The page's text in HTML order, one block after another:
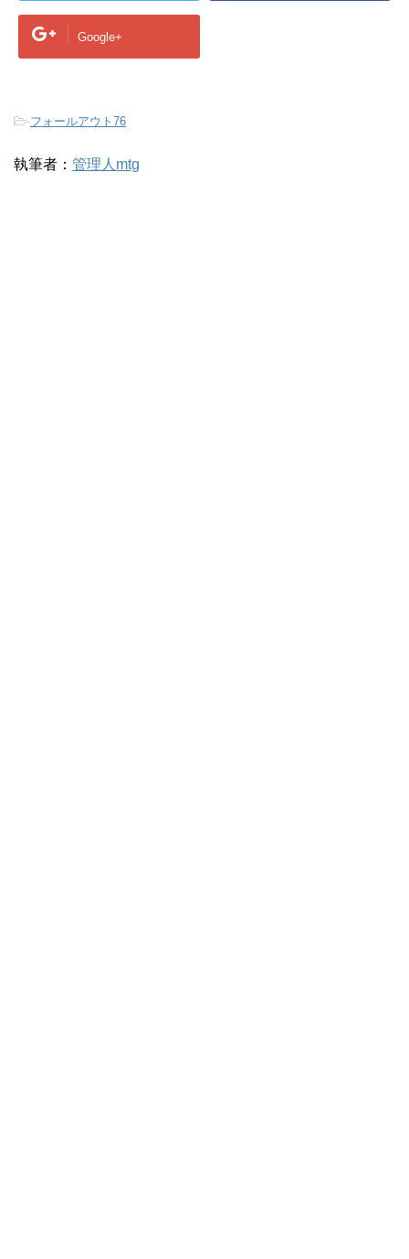
Google+
-フォールアウト76
執筆者： 管理人mtg